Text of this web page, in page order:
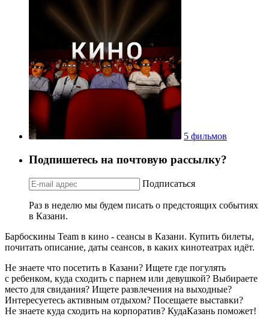
5 фильмов
Подпишетесь на почтовую рассылку?
Подписаться
Раз в неделю мы будем писать о предстоящих событиях
в Казани.
Барбоскины Team в кино - сеансы в Казани. Купить билеты,
почитать описание, даты сеансов, в каких кинотеатрах идёт.
Не знаете что посетить в Казани? Ищете где погулять
с ребенком, куда сходить с парнем или девушкой? Выбираете
место для свидания? Ищете развлечения на выходные?
Интересуетесь активным отдыхом? Посещаете выставки?
Не знаете куда сходить на корпоратив? КудаКазань поможет!